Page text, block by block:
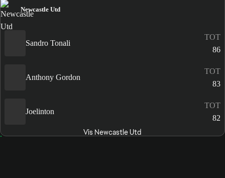
Newcastle Utd
Sandro Tonali
TOT
86
Anthony Gordon
TOT
83
Joelinton
TOT
82
Vis Newcastle Utd